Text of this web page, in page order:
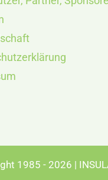
1985 - 2026 |